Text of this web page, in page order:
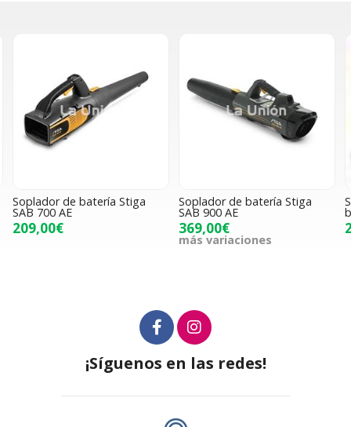
Soplador de batería Stiga
SAB 700 AE
209,00€
Soplador de batería Stiga
SAB 900 AE
369,00€
más variaciones
¡Síguenos en las redes!